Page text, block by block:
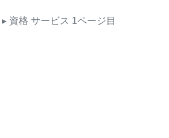
▸ 資格 サービス 1ページ目